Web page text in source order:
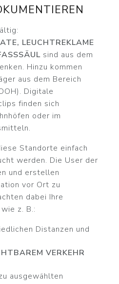
LEUCHTREKLAME
sind aus dem
Hinzu kommen
aus dem Bereich
Digitale
finden sich
oder im
Standorte einfach
werden. Die User der
und erstellen
vor Ort zu
dabei Ihre
z. B.:
Distanzen und
VERKEHR
ausgewählten